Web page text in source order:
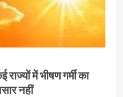
में भीषण गर्मी का
नहीं